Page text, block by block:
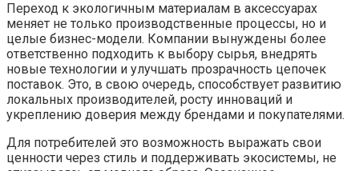
Переход к экологичным материалам в аксессуарах
меняет не только производственные процессы, но и
целые бизнес-модели. Компании вынуждены более
ответственно подходить к выбору сырья, внедрять
новые технологии и улучшать прозрачность цепочек
поставок. Это, в свою очередь, способствует развитию
локальных производителей, росту инноваций и
укреплению доверия между брендами и покупателями.
Для потребителей это возможность выражать свои
ценности через стиль и поддерживать экосистемы, не